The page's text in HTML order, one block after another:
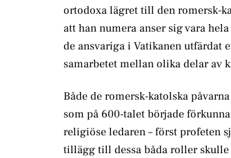
ortodoxa lägret till den romersk-
att han numera anser sig vara
de ansvariga i Vatikanen utfärdat
samarbetet mellan olika delar av
Både de romersk-katolska
som på 600-talet började
religiöse ledaren – först profeten
tillägg till dessa båda roller skulle